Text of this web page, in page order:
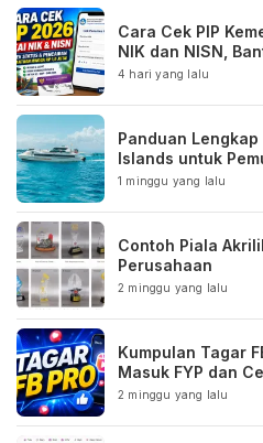
Cara Cek PIP
NIK dan NISN,
4 hari yang lalu
Panduan
Islands untuk
1 minggu yang lalu
Contoh Piala
Perusahaan
2 minggu yang lalu
Kumpulan Tagar
Masuk FYP dan
2 minggu yang lalu